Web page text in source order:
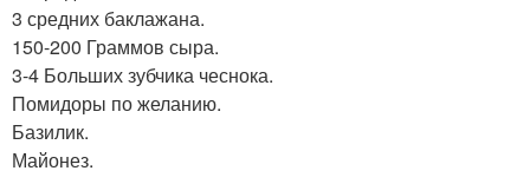
3 средних баклажана.
150-200 Граммов сыра.
3-4 Больших зубчика чеснока.
Помидоры по желанию.
Базилик.
Майонез.